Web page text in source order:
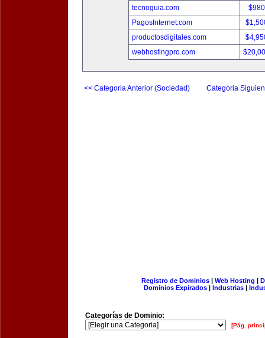
tecnoguia.com
PagosInternet.com
productosdigitales.com
webhostingpro.com
<< Categoria Anterior (Sociedad) Categoria
Registro de Dominios| Web Hosting |
Dominios Expirados | Industrias |
Categorías de Dominio:
[Pág.